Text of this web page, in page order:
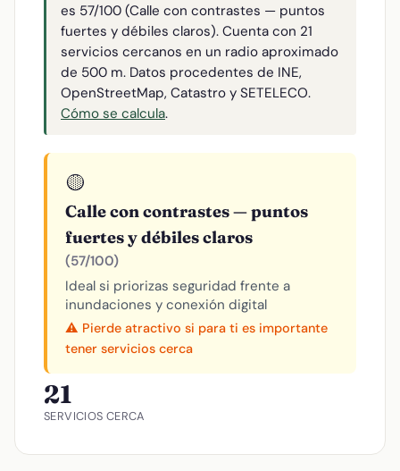
es 57/100 (Calle con contrastes — puntos
fuertes y débiles claros). Cuenta con 21
servicios cercanos en un radio aproximado
de 500 m. Datos procedentes de INE,
OpenStreetMap, Catastro y SETELECO.
Cómo se calcula.
🟡
Calle con contrastes — puntos
fuertes y débiles claros
(57/100)
Ideal si priorizas seguridad frente a
inundaciones y conexión digital
⚠️ Pierde atractivo si para ti es importante
tener servicios cerca
21
SERVICIOS CERCA